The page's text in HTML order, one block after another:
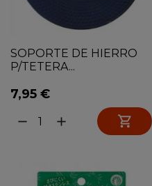
SOPORTE DE HIERRO
P/TETERA...
7,95 €
remove add 